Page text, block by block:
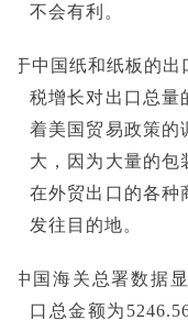
不会有利。
于中国纸和纸板的
税增长对出口总量
着美国贸易政策的
大，因为大量的包
在外贸出口的各种
发往目的地。
中国海关总署数据
口总金额为